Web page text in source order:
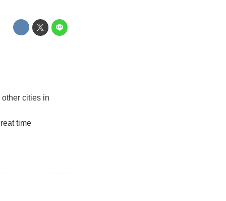
cities in
time